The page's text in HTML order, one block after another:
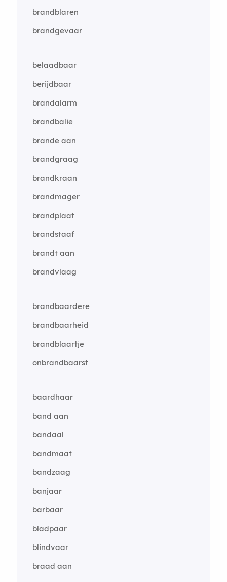
brandblaren
brandgevaar
belaadbaar
berijdbaar
brandalarm
brandbalie
brande aan
brandgraag
brandkraan
brandmager
brandplaat
brandstaaf
brandt aan
brandvlaag
brandbaardere
brandbaarheid
brandblaartje
onbrandbaarst
baardhaar
band aan
bandaal
bandmaat
bandzaag
banjaar
barbaar
bladpaar
blindvaar
braad aan